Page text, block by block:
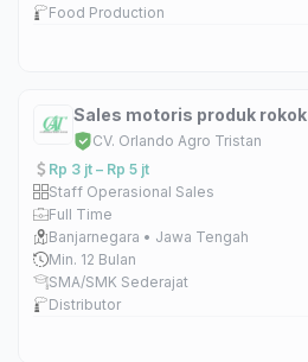
Food Production
Sales motoris produk rokok
CV. Orlando Agro Tristan
Rp 3 jt – Rp 5 jt
Staff Operasional Sales
Full Time
Banjarnegara • Jawa Tengah
Min. 12 Bulan
SMA/SMK Sederajat
Distributor